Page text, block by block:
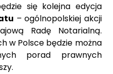
się kolejna edycja
– ogólnopolskiej akcji
Radę Notarialną.
w Polsce będzie można
porad prawnych